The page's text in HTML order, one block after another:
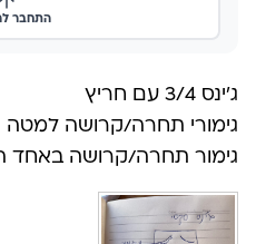
התחבר
ג׳ינס 3/4 עם חריץ
גימורי תחרה/קרושה למטה
גימור תחרה/קרושה באחד